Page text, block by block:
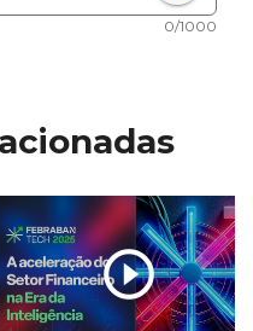
0/1000
play_circle_outline